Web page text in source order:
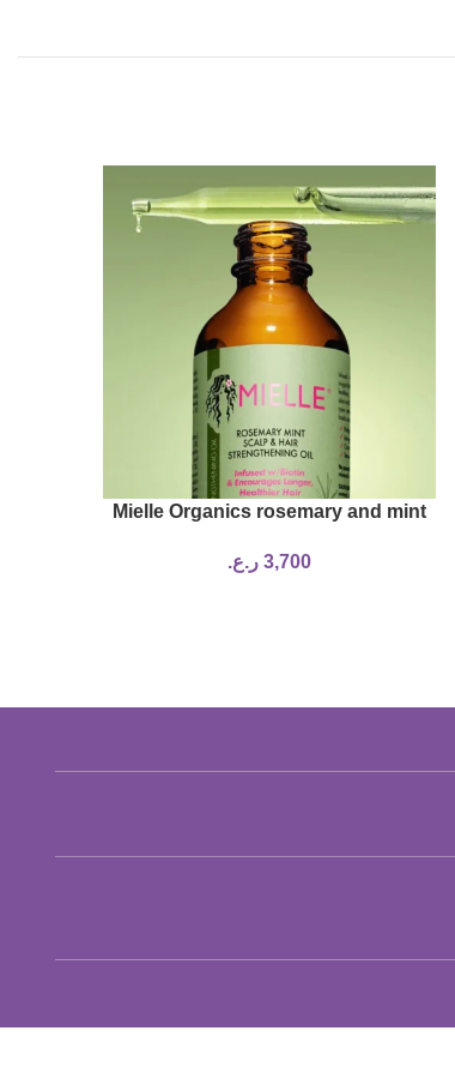
Mielle Organics rosemary and mint
3,700 ر.ع.